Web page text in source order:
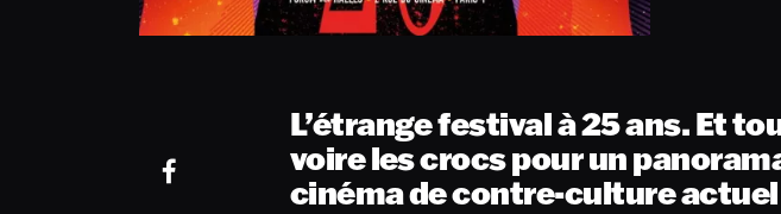
L’étrange festival à 25 ans. Et
voire les crocs pour un
cinéma de contre-culture actuel